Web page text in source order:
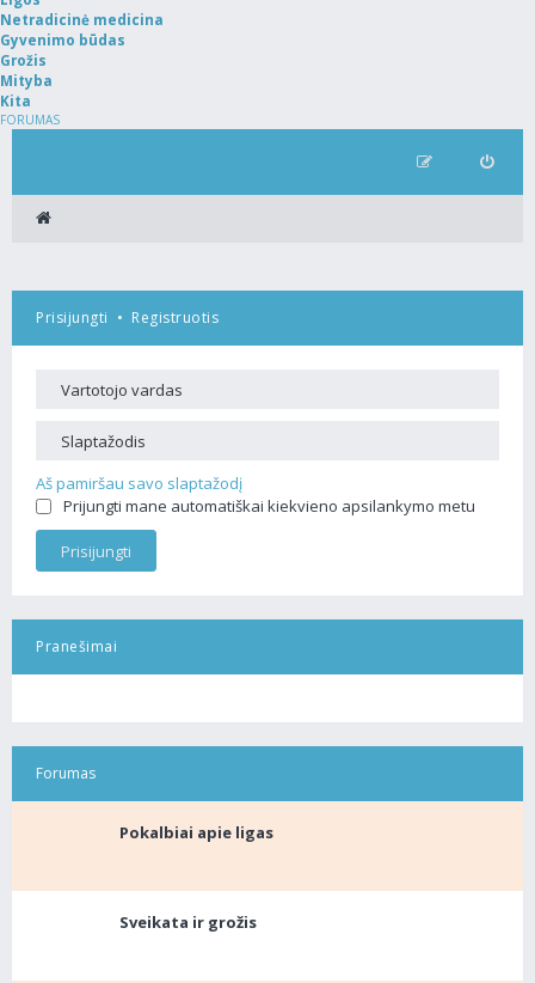
Netradicinė medicina
Gyvenimo būdas
Grožis
Mityba
Kita
FORUMAS
Prisijungti • Registruotis
Aš pamiršau savo slaptažodį
Prijungti mane automatiškai kiekvieno apsilankymo metu
Pranešimai
Forumas
Pokalbiai apie ligas
Sveikata ir grožis